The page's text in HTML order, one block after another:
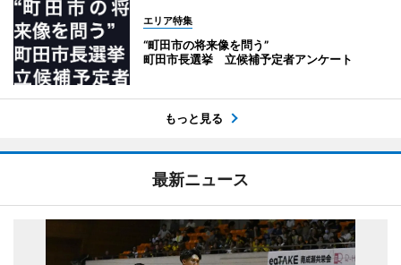
エリア特集
“町田市の将来像を問う”
町田市長選挙 立候補予定者アンケート
もっと見る
最新ニュース